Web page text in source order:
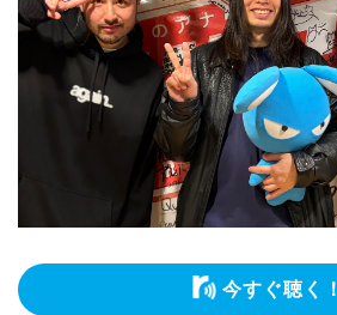
今すぐ聴く！